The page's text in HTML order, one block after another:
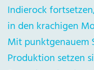
Indierock
in den krachigen
Mit
Produktion setzen